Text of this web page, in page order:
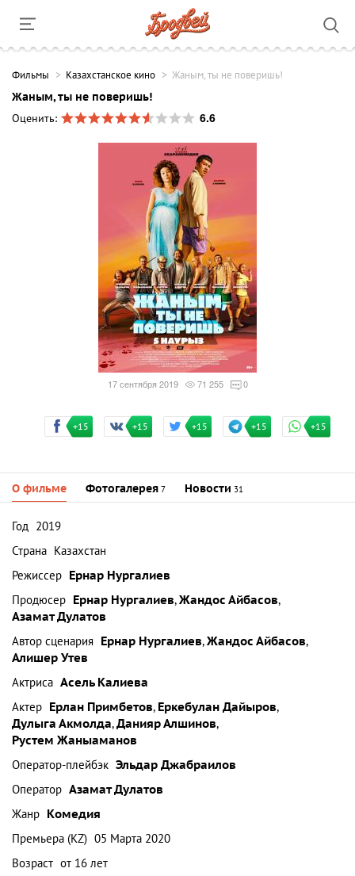
Фильмы Казахстанское кино Жаным, ты не поверишь!
Жаным, ты не поверишь!
Оценить:
6.6
17 сентября 2019 71 255 0
+15 +15 +15 +15 +15
О фильме Фотогалерея 7 Новости 31
Год 2019
Страна Казахстан
Режиссер Ернар Нургалиев
Продюсер Ернар Нургалиев,Жандос Айбасов,
Азамат Дулатов
Автор сценария Ернар Нургалиев,Жандос Айбасов,
Алишер Утев
Актриса Асель Калиева
Актер Ерлан Примбетов, Еркебулан Дайыров,
Дулыга Акмолда,Данияр Алшинов,
Рустем Жаныаманов
Оператор-плейбэк Эльдар Джабраилов
Оператор Азамат Дулатов
Жанр Комедия
Премьера (KZ) 05 Марта 2020
Возраст от 16 лет